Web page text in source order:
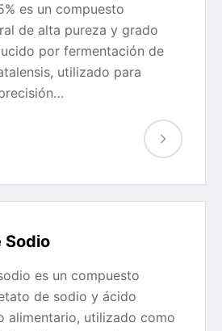
es un compuesto
de alta pureza y grado
por fermentación de
utilizado para
Sodio
es un compuesto
de sodio y ácido
alimentario, utilizado como